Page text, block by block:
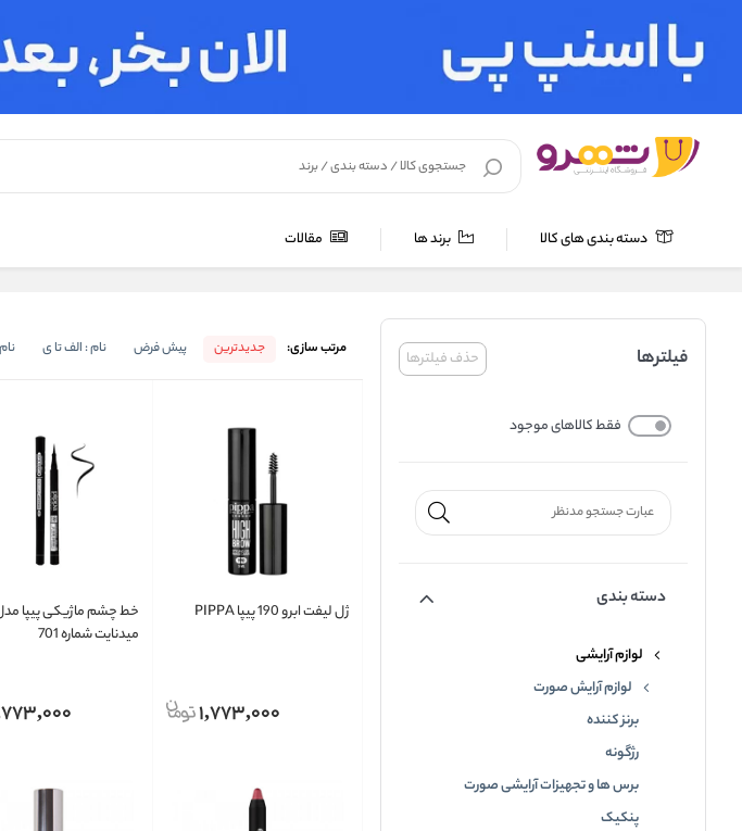
دسته بندی های کالا برند ها مقالات
خانه برند ها
حذف فیلترها فیلترها
فقط کالاهای موجود
دسته بندی
لوازم آرایشی
لوازم آرایش صورت
برنز کننده
رژگونه
برس ها و تجهیزات آرایشی صورت
پنکیک
مرتب سازی: جدیدترین پیش فرض نام : الف تا ی
ژل لیفت ابرو 190 پیپا PIPPA
1,773,000
خط چشم ماژیکی پیپا
میدنایت شماره 701